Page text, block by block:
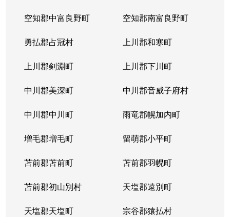
空知郡中富良野町 空知郡南富良野町
勇払郡占冠村 上川郡和寒町
上川郡剣淵町 上川郡下川町
中川郡美深町 中川郡音威子府村
中川郡中川町 雨竜郡幌加内町
増毛郡増毛町 留萌郡小平町
苫前郡苫前町 苫前郡羽幌町
苫前郡初山別村 天塩郡遠別町
天塩郡天塩町 宗谷郡猿払村